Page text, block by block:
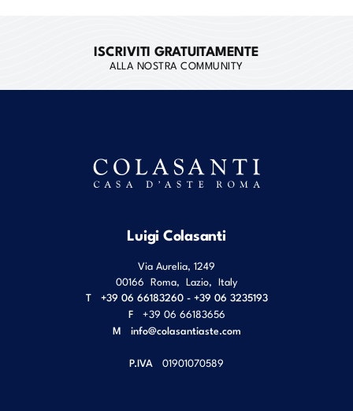
ISCRIVITI GRATUITAMENTE
ALLA NOSTRA COMMUNITY
Luigi Colasanti
Via Aurelia, 1249
00166 Roma, Lazio, Italy
T
+39 06 66183260 - +39 06 3235193
F
+39 06 66183656
M info@colasantiaste.com
P.IVA 01901070589